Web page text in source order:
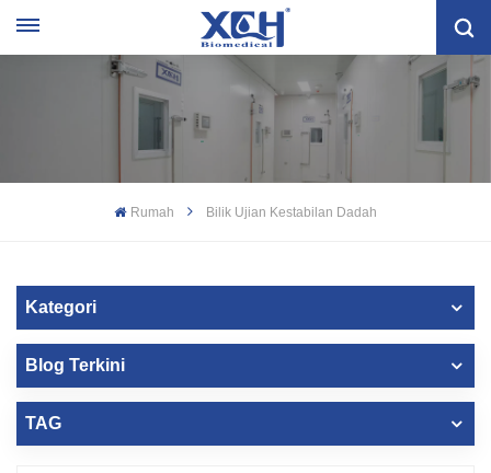
Rumah Bilik Ujian Kestabilan Dadah
Kategori
Blog Terkini
TAG